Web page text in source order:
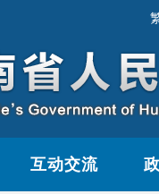
互动交流